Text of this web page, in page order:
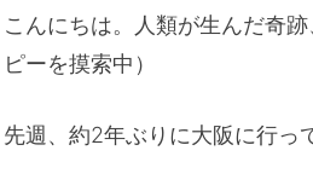
こんにちは。人類が生んだ奇
ピーを摸索中）
先週、約2年ぶりに大阪に行っ